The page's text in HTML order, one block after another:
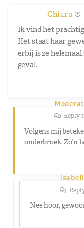
Chiara
Ik vind het
Het staat haar
erbij is ze
geval.
Reply
Volgens mij
onderbroek. Zo’n
Nee hoor,